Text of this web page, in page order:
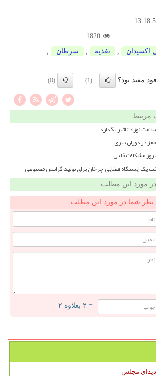
1820
اكسیدان تغذیه سرطان
مفید بود؟ (1)
(0)
مرتبط
نوزاد تاثیر بگذارد
مشکلات قلبی
یک ایستگاه فضایی چرخان برای تولید گرانش مصنوعی
در مورد این مطلب
نظر شما در مورد این مطلب
= ۲ بعلاوه ۲
مجلس